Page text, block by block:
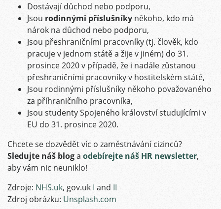
Dostávají důchod nebo podporu,
Jsou rodinnými příslušníky někoho, kdo má
nárok na důchod nebo podporu,
Jsou přeshraničními pracovníky (tj. člověk, kdo
pracuje v jednom státě a žije v jiném) do 31.
prosince 2020 v případě, že i nadále zůstanou
přeshraničními pracovníky v hostitelském státě,
Jsou rodinnými příslušníky někoho považovaného
za příhraničního pracovníka,
Jsou studenty Spojeného království studujícími v
EU do 31. prosince 2020.
Chcete se dozvědět víc o zaměstnávání cizinců?
Sledujte náš bloga odebírejte náš HR newsletter,
aby vám nic neuniklo!
Zdroje: NHS.uk, gov.uk I and II
Zdroj obrázku: Unsplash.com